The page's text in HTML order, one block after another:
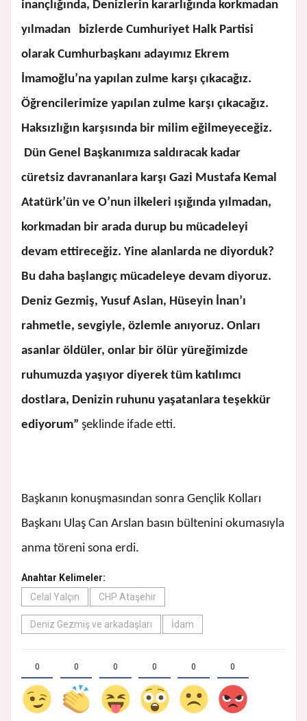
inançlığında, Denizlerin kararlığında korkmadan
yılmadan bizlerde Cumhuriyet Halk Partisi
olarak Cumhurbaşkanı adayımız Ekrem
İmamoğlu’na yapılan zulme karşı çıkacağız.
Öğrencilerimize yapılan zulme karşı çıkacağız.
Haksızlığın karşısında bir milim eğilmeyeceğiz.
Dün Genel Başkanımıza saldıracak kadar
cüretsiz davrananlara karşı Gazi Mustafa Kemal
Atatürk’ün ve O’nun ilkeleri ışığında yılmadan,
korkmadan bir arada durup bu mücadeleyi
devam ettireceğiz. Yine alanlarda ne diyorduk?
Bu daha başlangıç mücadeleye devam diyoruz.
Deniz Gezmiş, Yusuf Aslan, Hüseyin İnan’ı
rahmetle, sevgiyle, özlemle anıyoruz. Onları
asanlar öldüler, onlar bir ölür yüreğimizde
ruhumuzda yaşıyor diyerek tüm katılımcı
dostlara, Denizin ruhunu yaşatanlara teşekkür
ediyorum” şeklinde ifade etti.
Başkanın konuşmasından sonra Gençlik Kolları
Başkanı Ulaş Can Arslan basın bültenini okumasıyla
anma töreni sona erdi.
Anahtar Kelimeler:
Celal Yalçın
CHP Ataşehir
Deniz Gezmiş ve arkadaşları İdam
0 0 0 0 0 0